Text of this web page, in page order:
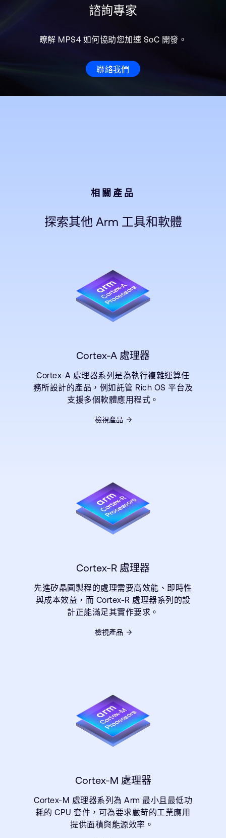
諮詢專家
瞭解 MPS4 如何協助您加速 SoC 開發。
聯絡我們
相關產品
探索其他 Arm 工具和軟體
Cortex-A 處理器
Cortex-A 處理器系列是為執行複雜運算任
務所設計的產品，例如託管 Rich OS 平台及
支援多個軟體應用程式。
檢視產品
Cortex-R 處理器
先進矽晶圓製程的處理需要高效能、即時性
與成本效益，而 Cortex-R 處理器系列的設
計正能滿足其實作要求。
檢視產品
Cortex-M 處理器
Cortex-M 處理器系列為 Arm 最小且最低功
耗的 CPU 套件，可為要求嚴苛的工業應用
提供面積與能源效率。